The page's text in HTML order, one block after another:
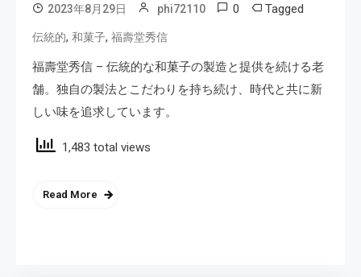
2023年8月29日 phi72110 0 Tagged
伝統的, 和菓子, 福壽堂秀信
福壽堂秀信 – 伝統的な和菓子の製造と提供を続ける老
舗。独自の製法とこだわりを持ち続け、時代と共に新
しい味を追求しています。
1,483 total views
Read More